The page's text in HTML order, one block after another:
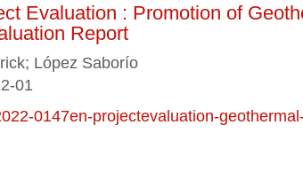
Evaluation : Promotion of
Report
López Saborío
01
0147en-projectevaluation-